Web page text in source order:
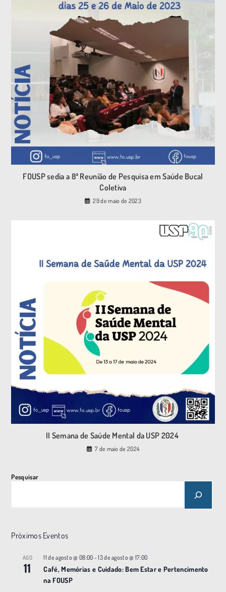
FOUSP sedia a 8ª Reunião de Pesquisa em Saúde Bucal
Coletiva
29 de maio de 2023
II Semana de Saúde Mental da USP 2024
7 de maio de 2024
Pesquisar
Próximos Eventos
AGO
11
11 de agosto @ 08:00 -13 de agosto @ 17:00
Café, Memórias e Cuidado: Bem Estar e Pertencimento
na FOUSP